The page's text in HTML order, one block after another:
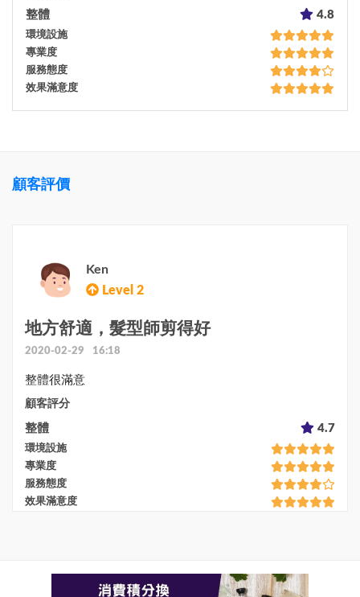
整體 4.8
環境設施
專業度
服務態度
效果滿意度
顧客評價
Ken
Level 2
地方舒適，髮型師剪得好
2020-02-29 16:18
整體很滿意
顧客評分
整體 4.7
環境設施
專業度
服務態度
效果滿意度